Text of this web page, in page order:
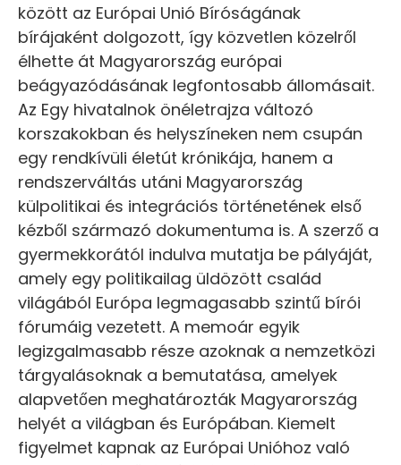
között az Európai Unió Bíróságának
bírájaként dolgozott, így közvetlen közelről
élhette át Magyarország európai
beágyazódásának legfontosabb állomásait.
Az Egy hivatalnok önéletrajza változó
korszakokban és helyszíneken nem csupán
egy rendkívüli életút krónikája, hanem a
rendszerváltás utáni Magyarország
külpolitikai és integrációs történetének első
kézből származó dokumentuma is. A szerző a
gyermekkorától indulva mutatja be pályáját,
amely egy politikailag üldözött család
világából Európa legmagasabb szintű bírói
fórumáig vezetett. A memoár egyik
legizgalmasabb része azoknak a nemzetközi
tárgyalásoknak a bemutatása, amelyek
alapvetően meghatározták Magyarország
helyét a világban és Európában. Kiemelt
figyelmet kapnak az Európai Unióhoz való